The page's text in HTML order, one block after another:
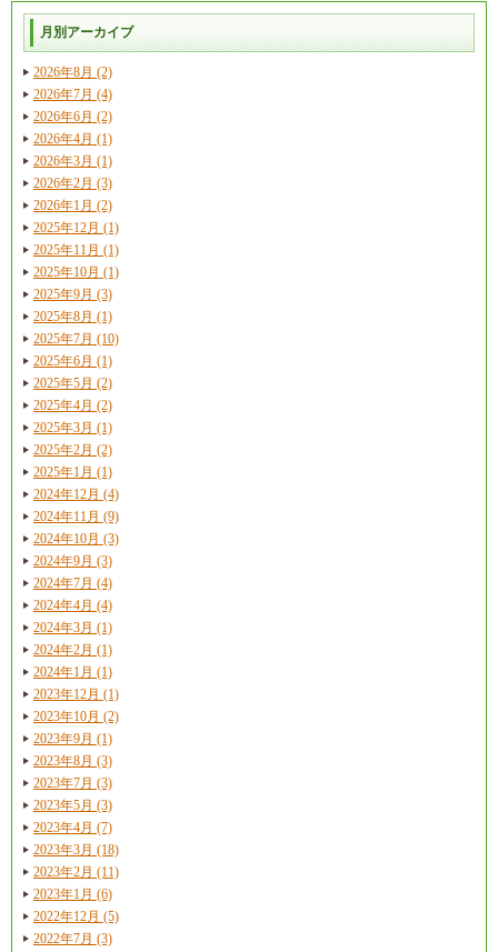
月別アーカイブ
2026年8月 (2)
2026年7月 (4)
2026年6月 (2)
2026年4月 (1)
2026年3月 (1)
2026年2月 (3)
2026年1月 (2)
2025年12月 (1)
2025年11月 (1)
2025年10月 (1)
2025年9月 (3)
2025年8月 (1)
2025年7月 (10)
2025年6月 (1)
2025年5月 (2)
2025年4月 (2)
2025年3月 (1)
2025年2月 (2)
2025年1月 (1)
2024年12月 (4)
2024年11月 (9)
2024年10月 (3)
2024年9月 (3)
2024年7月 (4)
2024年4月 (4)
2024年3月 (1)
2024年2月 (1)
2024年1月 (1)
2023年12月 (1)
2023年10月 (2)
2023年9月 (1)
2023年8月 (3)
2023年7月 (3)
2023年5月 (3)
2023年4月 (7)
2023年3月 (18)
2023年2月 (11)
2023年1月 (6)
2022年12月 (5)
2022年7月 (3)